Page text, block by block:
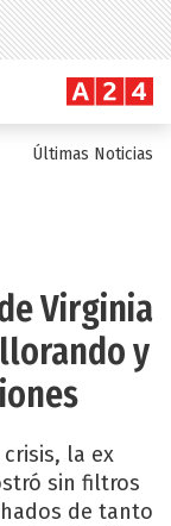
Últimas Noticias
Virginia
y
la ex
sin filtros
de tanto